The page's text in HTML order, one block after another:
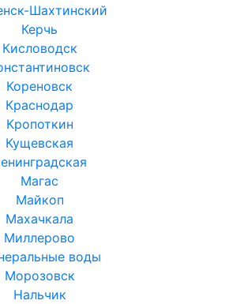
Шахтинский
Керчь
Кисловодск
Кореновск
Краснодар
Кропоткин
Кущевская
Магас
Майкоп
Махачкала
Миллерово
воды
Морозовск
Нальчик